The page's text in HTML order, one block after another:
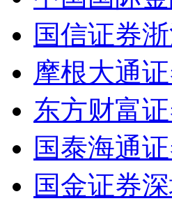
国信证券
摩根大通
东方财富
国泰海通
国金证券